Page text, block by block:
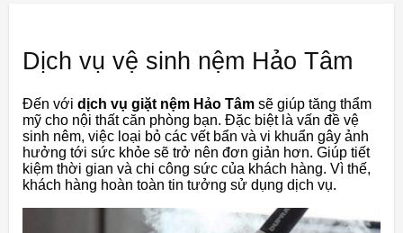
Dịch vụ vệ sinh nệm Hảo Tâm
Đến với dịch vụ giặt nệm Hảo Tâm sẽ giúp tăng thẩm
mỹ cho nội thất căn phòng bạn. Đặc biệt là vấn đề vệ
sinh nêm, việc loại bỏ các vết bẩn và vi khuẩn gây ảnh
hưởng tới sức khỏe sẽ trở nên đơn giản hơn. Giúp tiết
kiệm thời gian và chi công sức của khách hàng. Vì thế,
khách hàng hoàn toàn tin tưởng sử dụng dịch vụ.